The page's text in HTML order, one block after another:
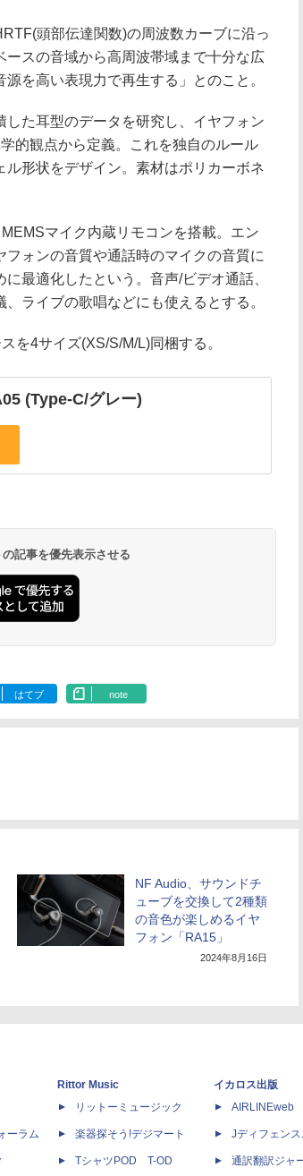
頭部伝達関数)の周波数カーブに沿っ
スの音域から高周波帯域まで十分な広
を高い表現力で再生する」とのこと。
た耳型のデータを研究し、イヤフォン
的観点から定義。これを独自のルール
形状をデザイン。素材はポリカーボネ
マイク内蔵リモコンを搭載。エン
ォンの音質や通話時のマイクの音質に
最適化したという。音声/ビデオ通話、
ライブの歌唱などにも使えるとする。
を4サイズ(XS/S/M/L)同梱する。
(Type-C/グレー)
記事を優先表示させる
はてブ note
NF Audio、サウンドチ
ューブを交換して2種類
の音色が楽しめるイヤ
フォン「RA15」
2024年8月16日
ーラム
Rittor Music
リットーミュージック
楽器探そう!デジマート
TシャツPOD T-OD
イカロス出版
AIRLINEweb
Jディフェン
通訳翻訳ジャ